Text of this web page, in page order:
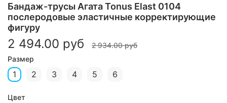
Бандаж-трусы Агата Tonus Elast 0104
послеродовые эластичные корректирующие
фигуру
2 494.00 руб
2 934.00 руб
Размер
1 2 3 4 5 6
Цвет